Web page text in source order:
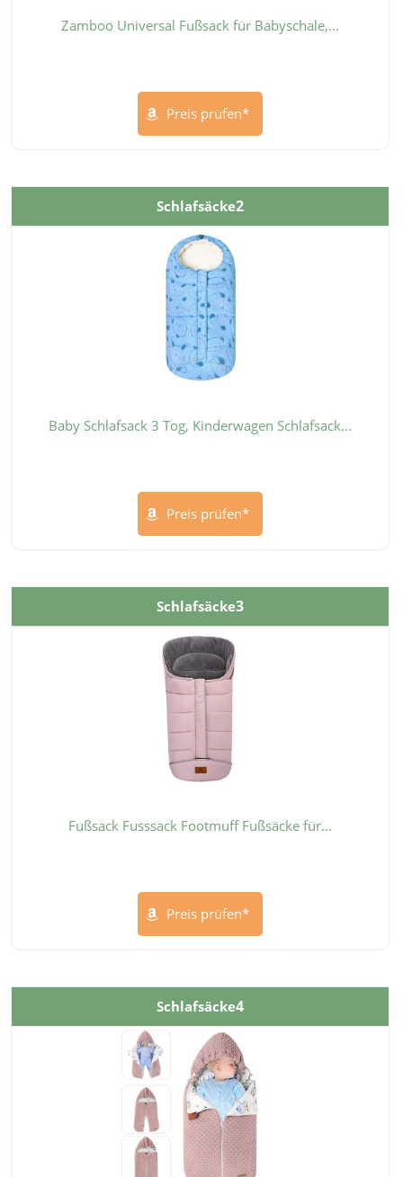
Zamboo Universal Fußsack für Babyschale,...
Preis prüfen*
Schlafsäcke2
Baby Schlafsack 3 Tog, Kinderwagen Schlafsack...
Preis prüfen*
Schlafsäcke3
Fußsack Fusssack Footmuff Fußsäcke für...
Preis prüfen*
Schlafsäcke4